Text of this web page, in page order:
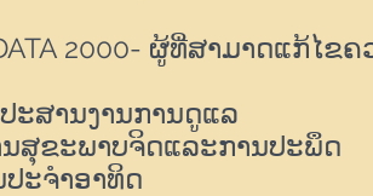
2000- ຜູ້ທີ່ສາມາດແກ້ໄຂ
ະສານງານການດູແລ
ນສຸຂະພາບຈິດແລະການປະພຶດ
ະຈໍາອາທິດ